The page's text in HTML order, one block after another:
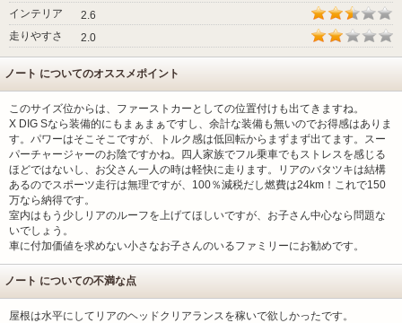
インテリア
2.6
走りやすさ
2.0
ノート についてのオススメポイント
このサイズ位からは、ファーストカーとしての位置付けも出てきますね。
X DIG Sなら装備的にもまぁまぁですし、余計な装備も無いのでお得感はありま
す。パワーはそこそこですが、トルク感は低回転からまずまず出てます。スー
パーチャージャーのお陰ですかね。四人家族でフル乗車でもストレスを感じる
ほどではないし、お父さん一人の時は軽快に走ります。リアのバタツキは結構
あるのでスポーツ走行は無理ですが、100％減税だし燃費は24km！これで150
万なら納得です。
室内はもう少しリアのルーフを上げてほしいですが、お子さん中心なら問題な
いでしょう。
車に付加価値を求めない小さなお子さんのいるファミリーにお勧めです。
ノート についての不満な点
屋根は水平にしてリアのヘッドクリアランスを稼いで欲しかったです。